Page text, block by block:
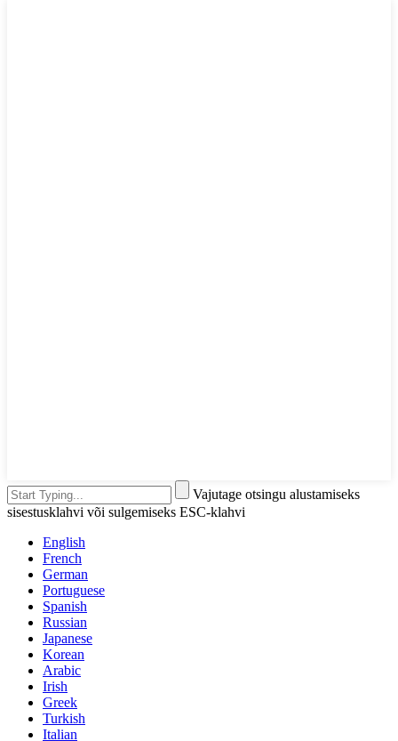
Vajutage otsingu alustamiseks
sisestusklahvi või sulgemiseks ESC-klahvi
English
French
German
Portuguese
Spanish
Russian
Japanese
Korean
Arabic
Irish
Greek
Turkish
Italian